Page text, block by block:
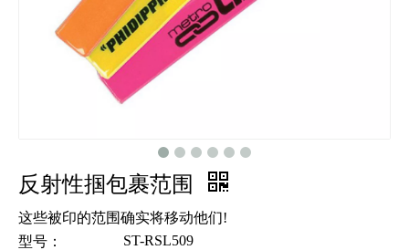
反射性掴包裹范围
这些被印的范围确实将移动他们!
型号：
ST-RSL509